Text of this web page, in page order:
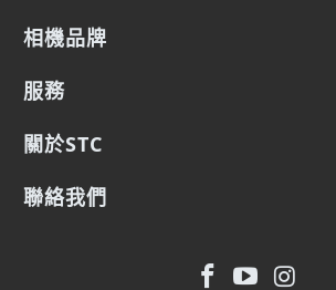
相機品牌
服務
關於STC
聯絡我們